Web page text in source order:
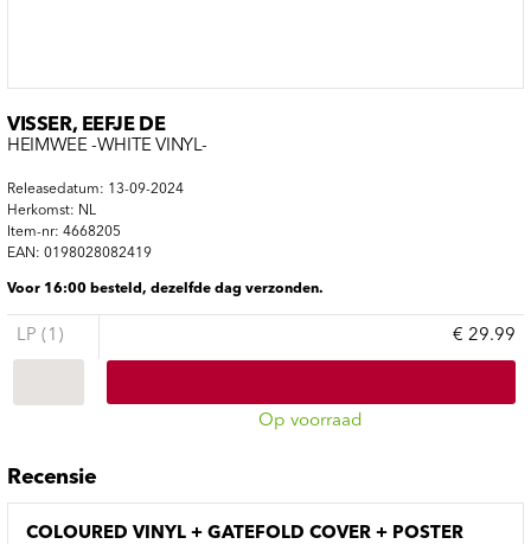
VISSER, EEFJE DE
HEIMWEE -WHITE VINYL-
Releasedatum: 13-09-2024
Herkomst: NL
Item-nr: 4668205
EAN: 0198028082419
Voor 16:00 besteld, dezelfde dag verzonden.
LP (1) € 29.99
Op voorraad
Recensie
COLOURED VINYL + GATEFOLD COVER + POSTER